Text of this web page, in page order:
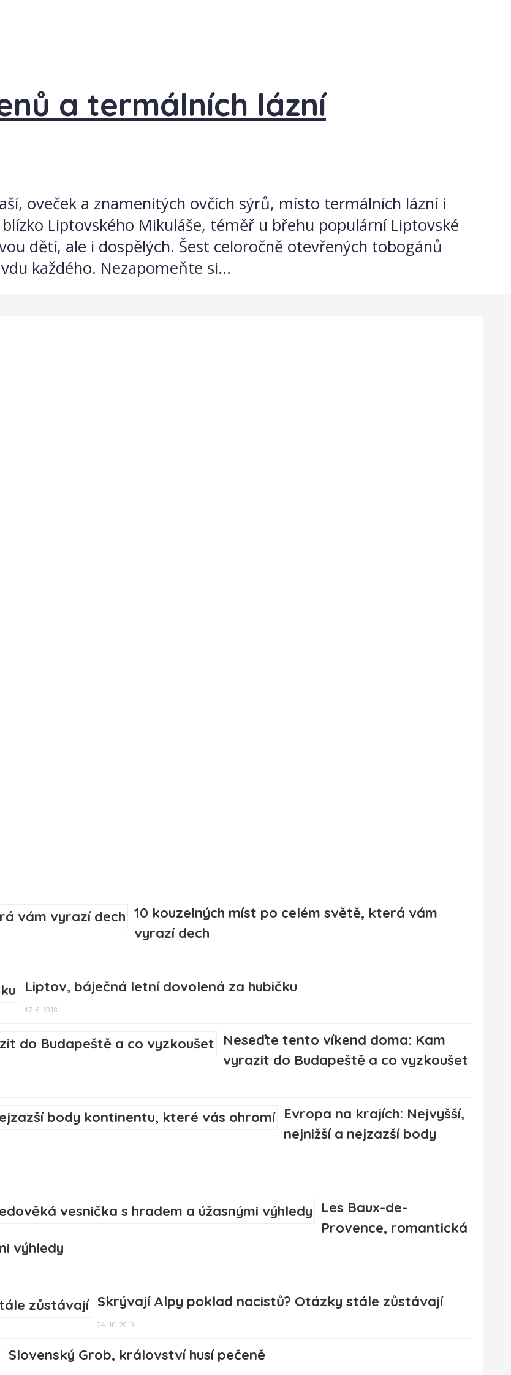
a termálních lázní
oveček a znamenitých ovčích sýrů, místo termálních lázní i
Liptovského Mikuláše, téměř u břehu populární Liptovské
dětí, ale i dospělých. Šest celoročně otevřených tobogánů
každého. Nezapomeňte si...
10 kouzelných míst po celém světě, která vám
vyrazí dech
Liptov, báječná letní dovolená za hubičku
17. 6. 2018
Neseďte tento víkend doma: Kam
vyrazit do Budapeště a co vyzkoušet
Evropa na krajích: Nejvyšší,
nejnižší a nejzazší body
Les Baux-de-
Provence, romantická
výhledy
Skrývají Alpy poklad nacistů? Otázky stále zůstávají
24. 10. 2019
Slovenský Grob, království husí pečeně